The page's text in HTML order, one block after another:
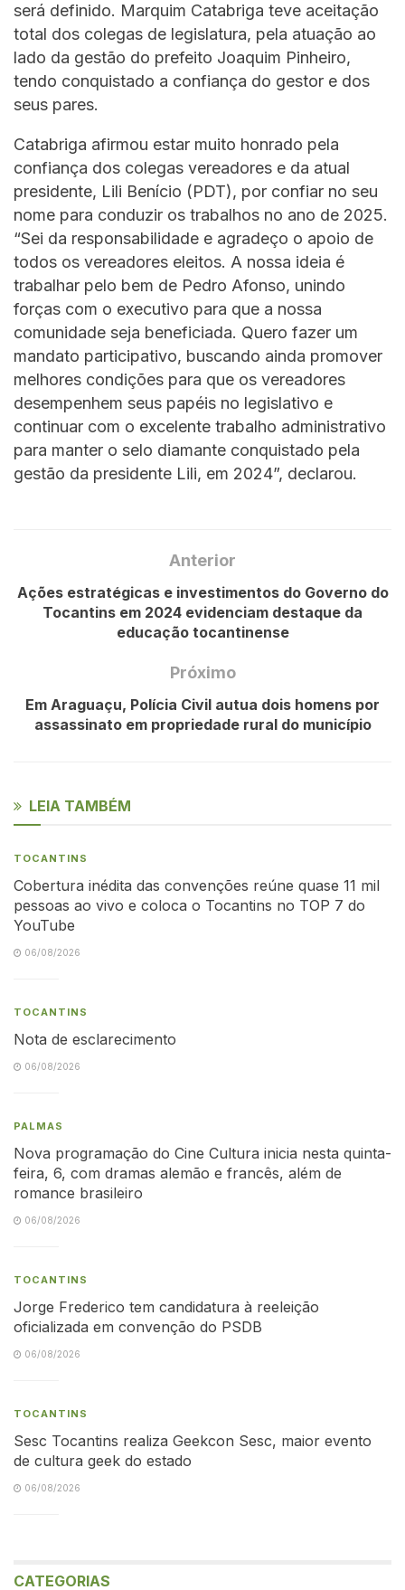
será definido. Marquim Catabriga teve aceitação
total dos colegas de legislatura, pela atuação ao
lado da gestão do prefeito Joaquim Pinheiro,
tendo conquistado a confiança do gestor e dos
seus pares.
Catabriga afirmou estar muito honrado pela
confiança dos colegas vereadores e da atual
presidente, Lili Benício (PDT), por confiar no seu
nome para conduzir os trabalhos no ano de 2025.
“Sei da responsabilidade e agradeço o apoio de
todos os vereadores eleitos. A nossa ideia é
trabalhar pelo bem de Pedro Afonso, unindo
forças com o executivo para que a nossa
comunidade seja beneficiada. Quero fazer um
mandato participativo, buscando ainda promover
melhores condições para que os vereadores
desempenhem seus papéis no legislativo e
continuar com o excelente trabalho administrativo
para manter o selo diamante conquistado pela
gestão da presidente Lili, em 2024”, declarou.
Anterior
Ações estratégicas e investimentos do Governo do
Tocantins em 2024 evidenciam destaque da
educação tocantinense
Próximo
Em Araguaçu, Polícia Civil autua dois homens por
assassinato em propriedade rural do município
LEIA TAMBÉM
TOCANTINS
Cobertura inédita das convenções reúne quase 11 mil
pessoas ao vivo e coloca o Tocantins no TOP 7 do
YouTube
06/08/2026
TOCANTINS
Nota de esclarecimento
06/08/2026
PALMAS
Nova programação do Cine Cultura inicia nesta quinta-
feira, 6, com dramas alemão e francês, além de
romance brasileiro
06/08/2026
TOCANTINS
Jorge Frederico tem candidatura à reeleição
oficializada em convenção do PSDB
06/08/2026
TOCANTINS
Sesc Tocantins realiza Geekcon Sesc, maior evento
de cultura geek do estado
06/08/2026
CATEGORIAS